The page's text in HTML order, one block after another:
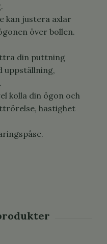
kan justera axlar
över bollen.
din puttning
uppställning,
kolla din ögon och
hastighet